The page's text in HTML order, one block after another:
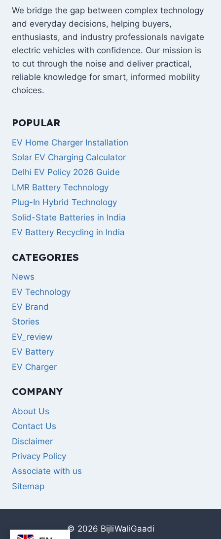
तरीका
We bridge the gap between complex technology
and everyday decisions, helping buyers,
enthusiasts, and industry professionals navigate
electric vehicles with confidence. Our mission is
to cut through the noise and deliver practical,
reliable knowledge for smart, informed mobility
choices.
POPULAR
EV Home Charger Installation
Solar EV Charging Calculator
Delhi EV Policy 2026 Guide
LMR Battery Technology
Plug-In Hybrid Technology
Solid-State Batteries in India
EV Battery Recycling in India
CATEGORIES
News
EV Technology
EV Brand
Stories
EV_review
EV Battery
EV Charger
COMPANY
About Us
Contact Us
Disclaimer
Privacy Policy
Associate with us
Sitemap
© 2026 BijliWaliGaadi